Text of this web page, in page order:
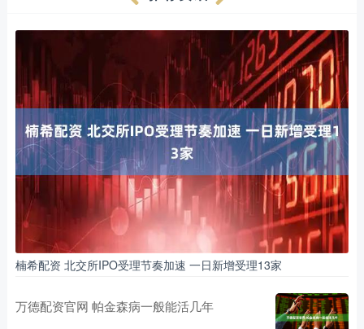
楠希配资 北交所IPO受理节奏加速 一日新增受理13家
万德配资官网 帕金森病一般能活几年